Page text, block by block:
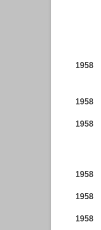
1958
1958
1958
1958
1958
1958